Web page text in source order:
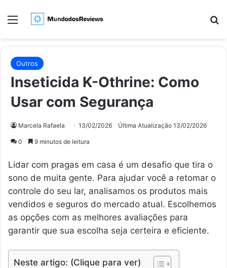
Menu
Outros
Inseticida K-Othrine: Como
Usar com Segurança
Marcela Rafaela 13/02/2026 Última Atualização 13/02/2026
0 9 minutos de leitura
Lidar com pragas em casa é um desafio que tira o
sono de muita gente. Para ajudar você a retomar o
controle do seu lar, analisamos os produtos mais
vendidos e seguros do mercado atual. Escolhemos
as opções com as melhores avaliações para
garantir que sua escolha seja certeira e eficiente.
Neste artigo: (Clique para ver)